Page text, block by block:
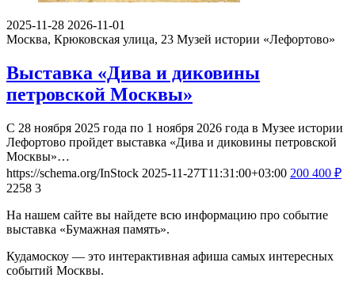
2025-11-28 2026-11-01
Москва, Крюковская улица, 23 Музей истории «Лефортово»
Выставка «Дива и диковины
петровской Москвы»
С 28 ноября 2025 года по 1 ноября 2026 года в Музее истории
Лефортово пройдет выставка «Дива и диковины петровской
Москвы»…
https://schema.org/InStock 2025-11-27T11:31:00+03:00 200 400 ₽
2258 3
На нашем сайте вы найдете всю информацию про событие
выставка «Бумажная память».
Кудамоскоу — это интерактивная афиша самых интересных
событий Москвы.